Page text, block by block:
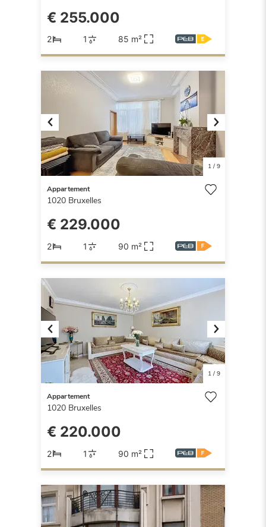
€ 255.000
2 1 85 m²
Previous Next
1/ 9
Appartement
1020 Bruxelles
€ 229.000
2 1 90 m²
Previous Next
1/ 9
Appartement
1020 Bruxelles
€ 220.000
2 1 90 m²